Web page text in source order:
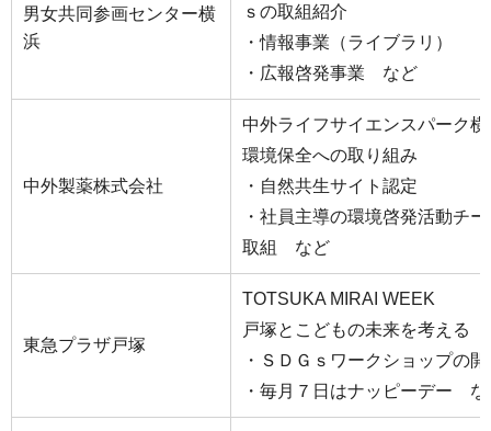
男女共同参画センター横
浜
ｓの取組紹介
・情報事業（ライブラリ）
・広報啓発事業 など
中外製薬株式会社
中外ライフサイエンスパーク
環境保全への取り組み
・自然共生サイト認定
・社員主導の環境啓発活動チ
取組 など
東急プラザ戸塚
TOTSUKA MIRAI WEEK
戸塚とこどもの未来を考える
・ＳＤＧｓワークショップの
・毎月７日はナッピーデー な